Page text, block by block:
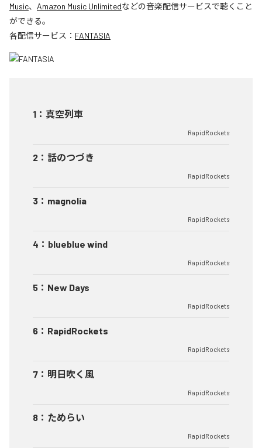
Music、 Amazon Music Unlimitedなどの音楽配信サービスで聴くこと
ができる。
各配信サービス： FANTASIA
1 ： 真空列車
RapidRockets
2 ： 話のつづき
RapidRockets
3 ： magnolia
RapidRockets
4 ： blueblue wind
RapidRockets
5 ： New Days
RapidRockets
6 ： RapidRockets
RapidRockets
7 ： 明日吹く風
RapidRockets
8 ： ためらい
RapidRockets